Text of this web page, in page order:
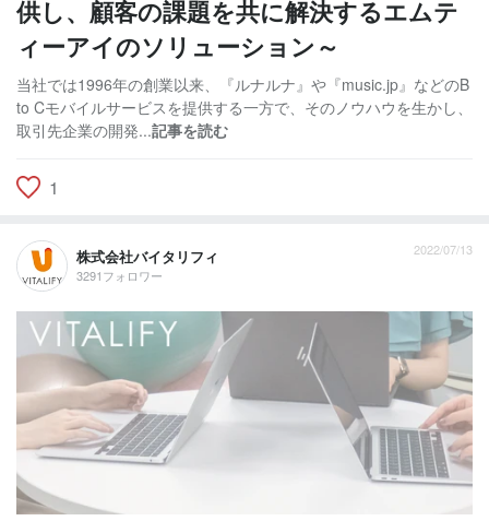
供し、顧客の課題を共に解決するエムテ
ィーアイのソリューション～
当社では1996年の創業以来、『ルナルナ』や『music.jp』などのB
to Cモバイルサービスを提供する一方で、そのノウハウを生かし、
取引先企業の開発...記事を読む
1
株式会社バイタリフィ
3291フォロワー
2022/07/13